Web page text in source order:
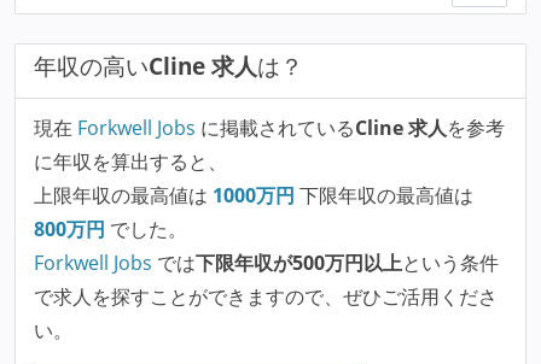
年収の高いCline 求人は？
現在 Forkwell Jobs に掲載されているCline 求人を参考
に年収を算出すると、
上限年収の最高値は 1000万円 下限年収の最高値は
800万円 でした。
Forkwell Jobs では下限年収が500万円以上という条件
で求人を探すことができますので、ぜひご活用くださ
い。